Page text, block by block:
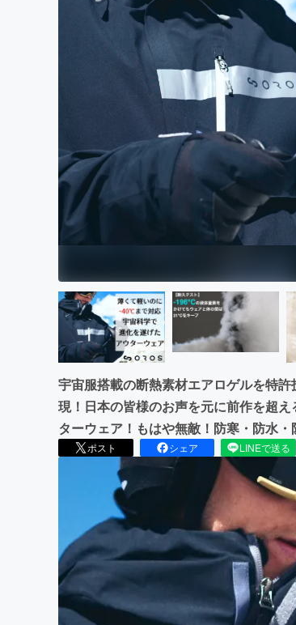
ビジネス・起業
まちづくり・地域活性化
宇宙服搭載の断熱素材エアロゲルを特
現！日本の皆様のお声を元に前作を超
ターウェア！もはや無敵！防寒・防水
ポスト シェア LINEで送る